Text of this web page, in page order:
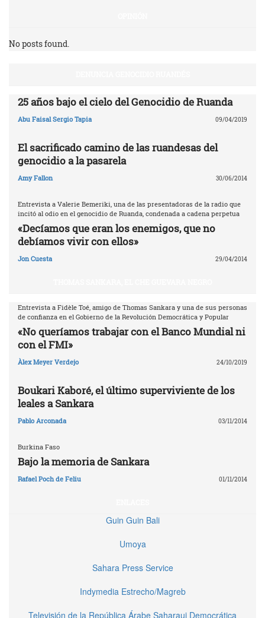
No posts found.
25 años bajo el cielo del Genocidio de Ruanda
Abu Faisal Sergio Tapia 09/04/2019
El sacrificado camino de las ruandesas del
genocidio a la pasarela
Amy Fallon 30/06/2014
Entrevista a Valerie Bemeriki, una de las presentadoras de la radio que
incitó al odio en el genocidio de Ruanda, condenada a cadena perpetua
«Decíamos que eran los enemigos, que no
debíamos vivir con ellos»
Jon Cuesta 29/04/2014
Entrevista a Fidèle Toé, amigo de Thomas Sankara y una de sus personas
de confianza en el Gobierno de la Revolución Democrática y Popular
«No queríamos trabajar con el Banco Mundial ni
con el FMI»
Àlex Meyer Verdejo 24/10/2019
Boukari Kaboré, el último superviviente de los
leales a Sankara
Pablo Arconada 03/11/2014
Burkina Faso
Bajo la memoria de Sankara
Rafael Poch de Feliu 01/11/2014
Guin Guin Bali
Umoya
Sahara Press Service
Indymedia Estrecho/Magreb
Televisión de la República Árabe Saharaui Democrática